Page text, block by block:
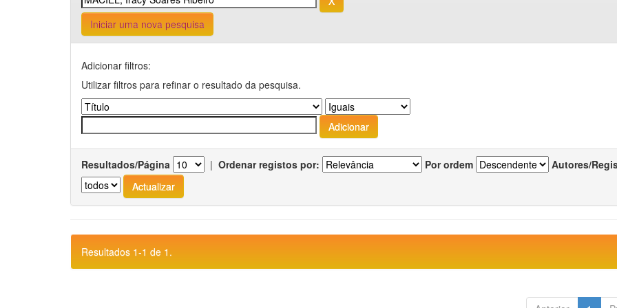
Iniciar uma nova pesquisa
Adicionar filtros:
Utilizar filtros para refinar o resultado da pesquisa.
Resultados/Página | Ordenar registos por: Por ordem Autores/
Resultados 1-1 de 1.